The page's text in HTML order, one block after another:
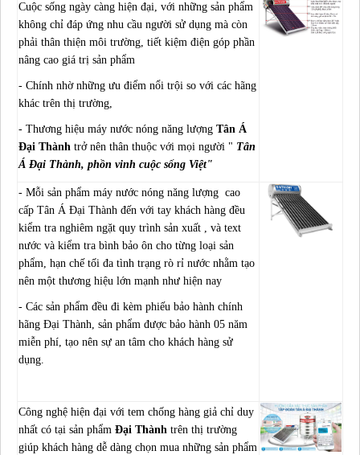
Cuộc sống ngày càng hiện đại, với những sản phẩm
không chỉ đáp ứng nhu cầu người sử dụng mà còn
phải thân thiện môi trường, tiết kiệm điện góp phần
nâng cao giá trị sản phẩm
- Chính nhờ những ưu điểm nổi trội so với các hãng
khác trên thị trường,
- Thương hiệu máy nước nóng năng lượng Tân Á
Đại Thành trở nên thân thuộc với mọi người " Tân
Á Đại Thành, phồn vinh cuộc sống Việt"
- Mỗi sản phẩm máy nước nóng năng lượng cao
cấp Tân Á Đại Thành đến với tay khách hàng đều
kiểm tra nghiêm ngặt quy trình sản xuất , và text
nước và kiểm tra bình bảo ôn cho từng loại sản
phẩm, hạn chế tối đa tình trạng rò rỉ nước nhằm tạo
nên một thương hiệu lớn mạnh như hiện nay
- Các sản phẩm đều đi kèm phiếu bảo hành chính
hãng Đại Thành, sản phẩm được bảo hành 05 năm
miễn phí, tạo nên sự an tâm cho khách hàng sử
dụng.
Công nghệ hiện đại với tem chống hàng giả chỉ duy
nhất có tại sản phẩm Đại Thành trên thị trường
giúp khách hàng dễ dàng chọn mua những sản phẩm